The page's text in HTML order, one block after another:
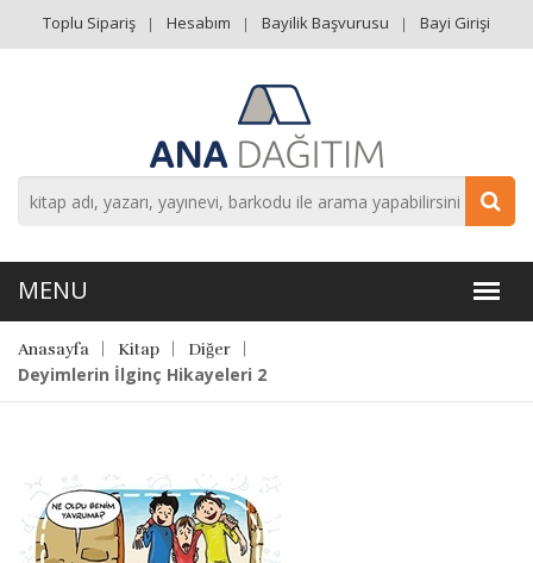
Toplu Sipariş Hesabım Bayilik Başvurusu Bayi Girişi
Anasayfa Kitap Diğer
Deyimlerin İlginç Hikayeleri 2